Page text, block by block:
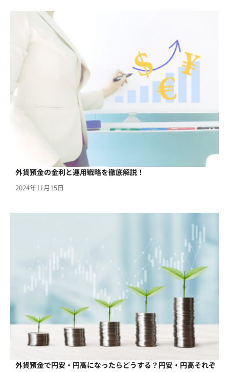
外貨預金の金利と運用戦略を徹底解説！
2024年11月15日
外貨預金で円安・円高になったらどうする？円安・円高それぞ